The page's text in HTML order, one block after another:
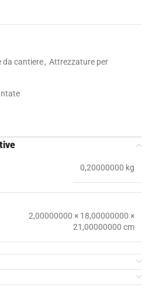
da cantiere, Attrezzature per
0,20000000 kg
2,00000000 × 18,00000000 ×
21,00000000 cm